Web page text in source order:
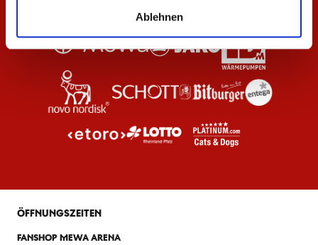
Ablehnen
ÖFFNUNGSZEITEN
FANSHOP MEWA ARENA